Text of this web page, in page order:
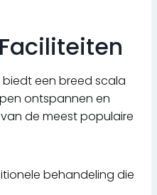
biedt een breed scala
ontspannen en
van de meest populaire
behandeling die